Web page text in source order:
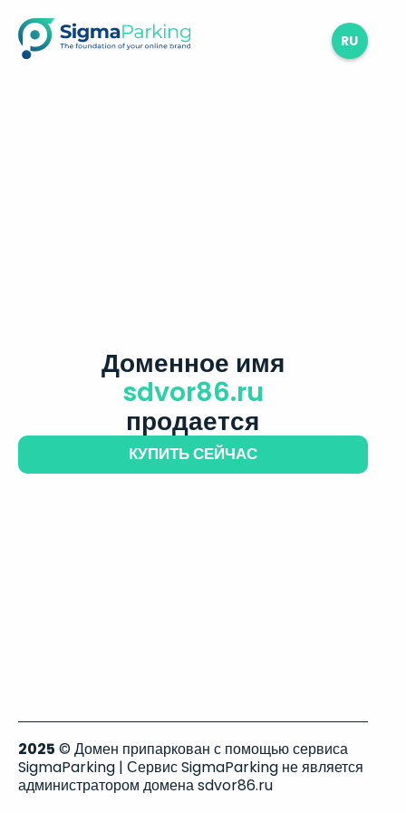
RU
Доменное имя
sdvor86.ru
продается
КУПИТЬ СЕЙЧАС
2025 © Домен припаркован с помощью сервиса
SigmaParking | Сервис SigmaParking не является
администратором домена sdvor86.ru